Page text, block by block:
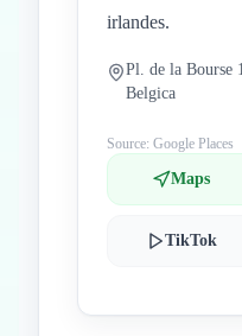
irlandes.
Pl. de la Bourse
Belgica
Source: Google Places
Maps
TikTok